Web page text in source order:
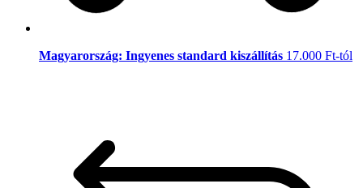
Magyarország: Ingyenes standard kiszállítás 17.000 Ft-tól